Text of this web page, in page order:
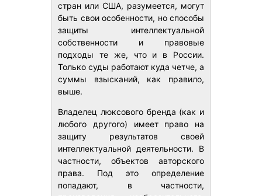
стран или США, разумеется, могут
быть свои особенности, но способы
защиты интеллектуальной
собственности и правовые
подходы те же, что и в России.
Только суды работают куда четче, а
суммы взысканий, как правило,
выше.
Владелец люксового бренда (как и
любого другого) имеет право на
защиту результатов своей
интеллектуальной деятельности. В
частности, объектов авторского
права. Под это определение
попадают, в частности,